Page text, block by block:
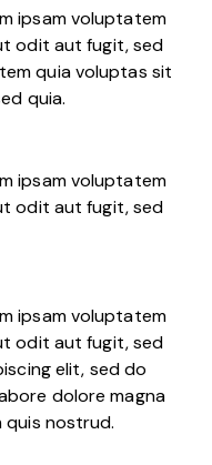
ipsam voluptatem
odit aut fugit, sed
quia voluptas sit
quia.
ipsam voluptatem
odit aut fugit, sed
ipsam voluptatem
odit aut fugit, sed
elit, sed do
dolore magna
quis nostrud.